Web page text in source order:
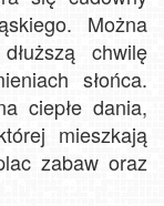
Można
chwilę
słońca.
ciepłe dania,
mieszkają
zabaw oraz